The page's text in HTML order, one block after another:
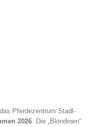
Pferdezentrum Stadl-
2026. Die „Blondinen“